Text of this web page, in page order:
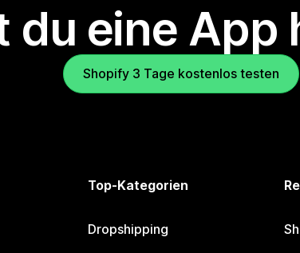
du eine App
Shopify 3 Tage kostenlos testen
Top-Kategorien
Dropshipping